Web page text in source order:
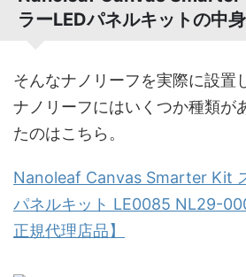
ラーLEDパネルキットの中身
そんなナノリーフを実際に設置
ナノリーフにはいくつか種類が
たのはこちら。
Nanoleaf Canvas Smarter Kit
パネルキット LE0085 NL29-
正規代理店品】